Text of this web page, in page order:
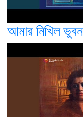
আমার নিখিল ভুবন